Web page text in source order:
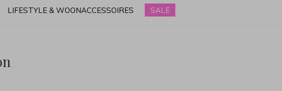
LIFESTYLE & WOONACCESSOIRES SALE